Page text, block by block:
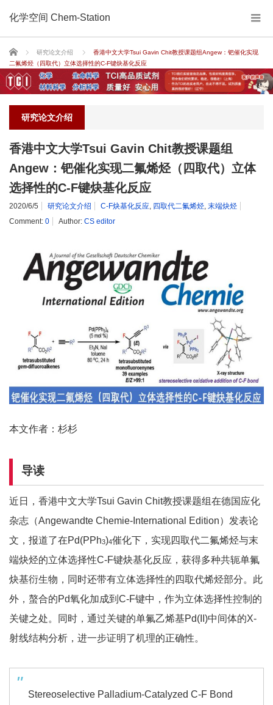
化学空间 Chem-Station
Home 研究论文介绍
香港中文大学Tsui Gavin Chit教授课题组Angew：钯催化实现
二氟烯烃（四取代）立体选择性的C-F键炔基化反应
研究论文介绍
香港中文大学Tsui Gavin Chit教授课题组
Angew：钯催化实现二氟烯烃（四取代）立体
选择性的C-F键炔基化反应
2020/6/5 研究论文介绍 C-F炔基化反应 四取代二氟烯烃 末端炔烃
Comment: 0 Author: CS editor
本文作者：杉杉
导读
近日，香港中文大学Tsui Gavin Chit教授课题组在德国应化
杂志（Angewandte Chemie-International Edition）发表论
文，报道了在Pd(PPh3)4催化下，实现四取代二氟烯烃与末
端炔烃的立体选择性C-F键炔基化反应，获得多种共轭单氟
炔基衍生物，同时还带有立体选择性的四取代烯烃部分。此
外，螯合的Pd氧化加成到C-F键中，作为立体选择性控制的
关键之处。同时，通过关键的单氟乙烯基Pd(II)中间体的X-
射线结构分析，进一步证明了机理的正确性。
Stereoselective Palladium-Catalyzed C-F Bond